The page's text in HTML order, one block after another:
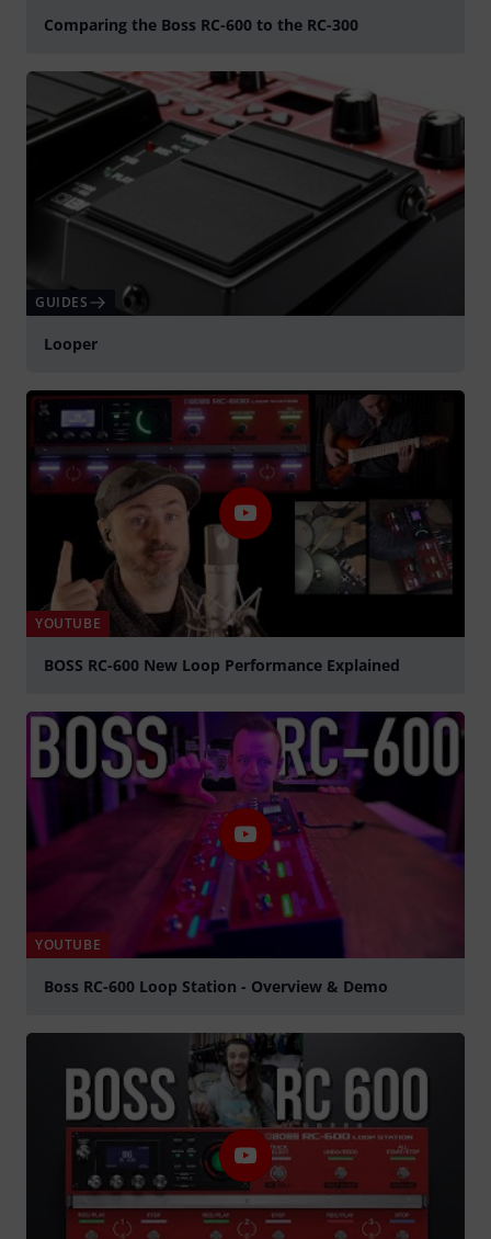
Comparing the Boss RC-600 to the RC-300
GUIDES
Looper
YOUTUBE
BOSS RC-600 New Loop Performance Explained
YOUTUBE
Boss RC-600 Loop Station - Overview & Demo